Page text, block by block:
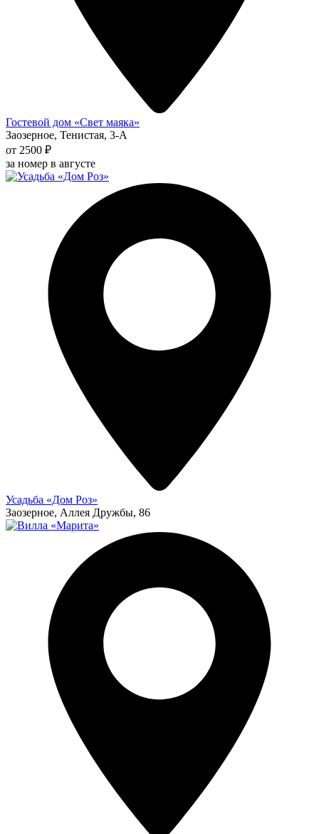
Гостевой дом «Свет маяка»
Заозерное, Тенистая, 3-А
от 2500 ₽
за номер в августе
Усадьба «Дом Роз»
Заозерное, Аллея Дружбы, 86